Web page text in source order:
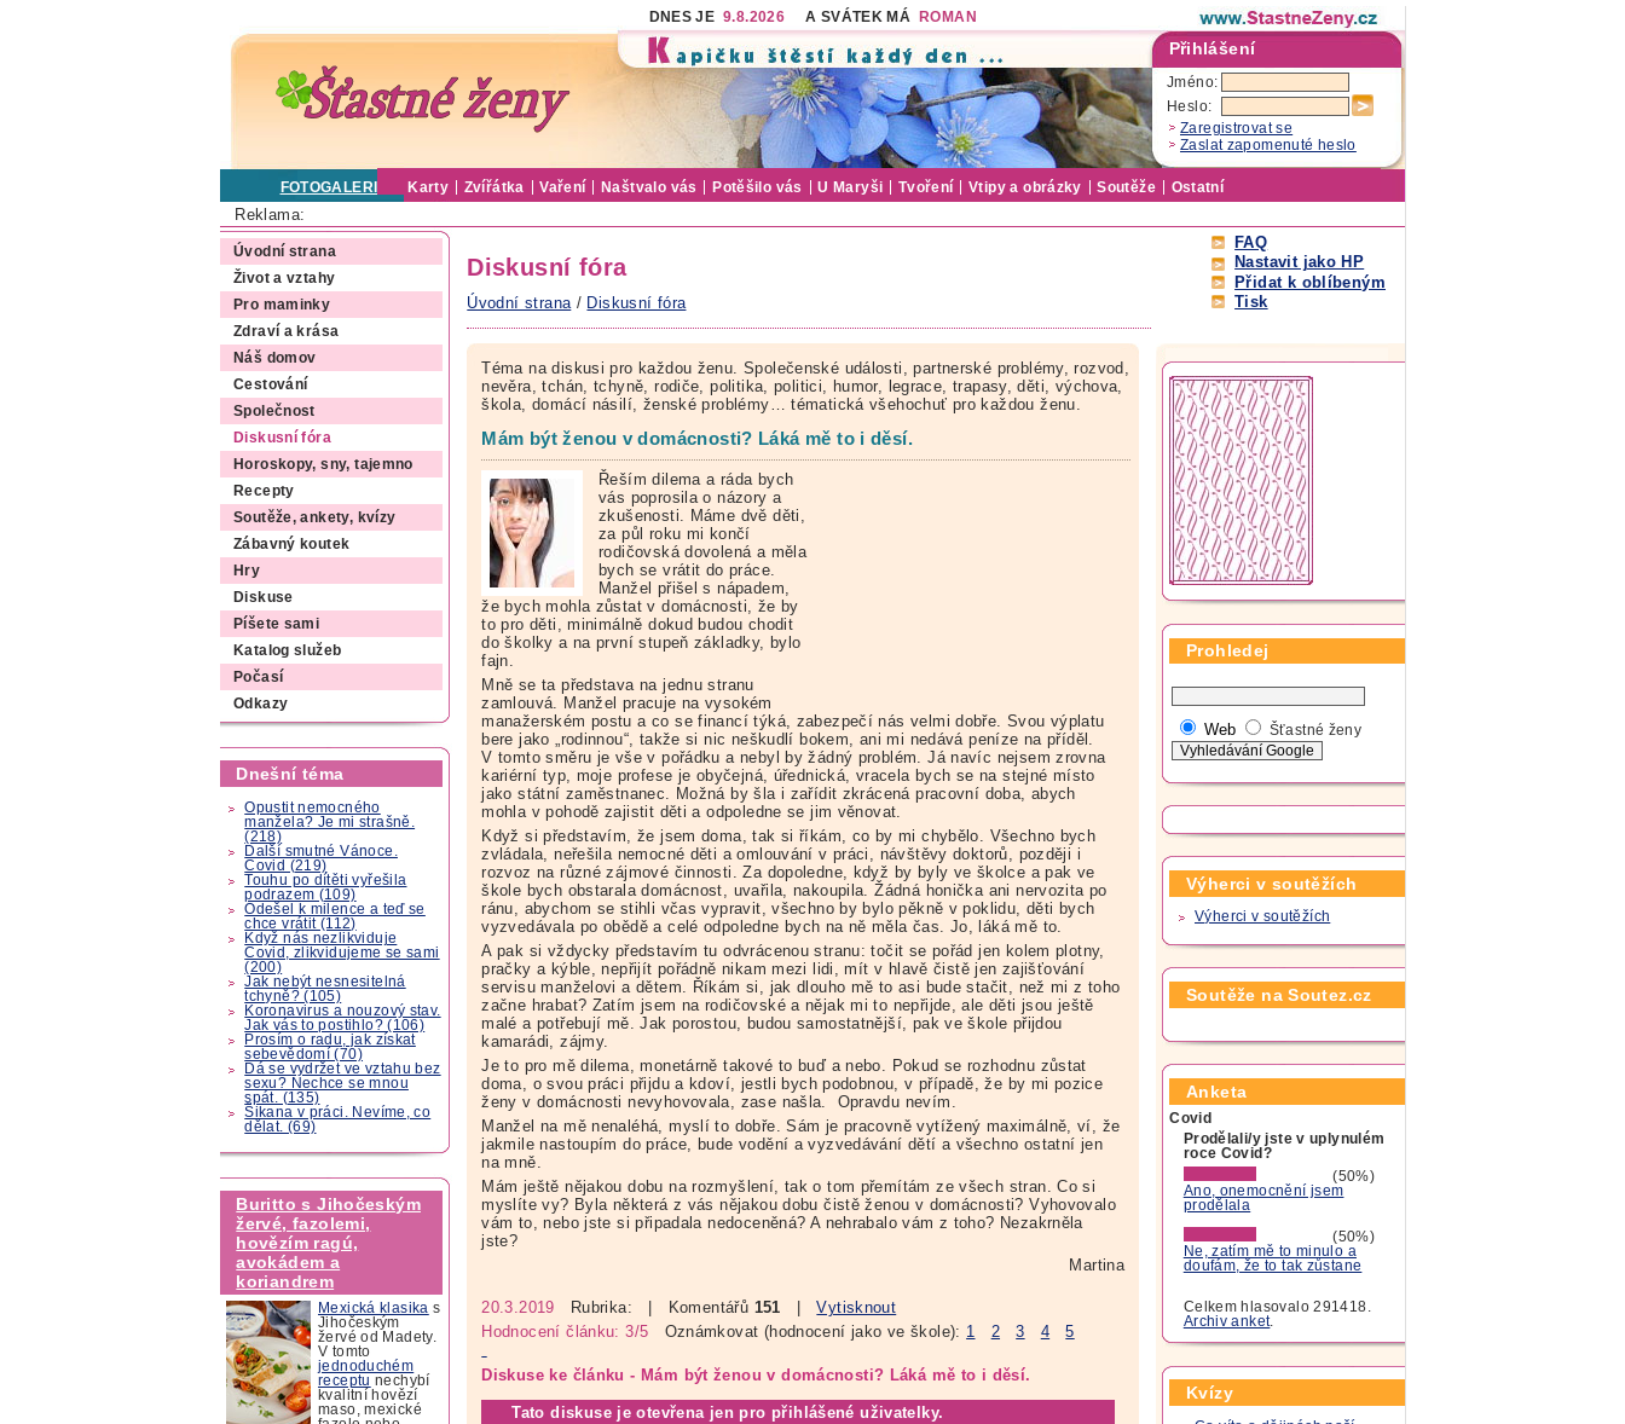
DNES JE 9.8.2026 A SVÁTEK MÁ ROMAN
Přihlášení
Jméno:
Heslo:
Zaregistrovat se
Zaslat zapomenuté heslo
FOTOGALERIE Karty Zvířátka Vaření Naštvalo vás Potěšilo vás U Maryši Tvoření Vtipy a obrázky Soutěže Ostatní
Reklama:
Úvodní strana
Život a vztahy
Pro maminky
Zdraví a krása
Náš domov
Cestování
Společnost
Diskusní fóra
Horoskopy, sny, tajemno
Recepty
Soutěže, ankety, kvízy
Zábavný koutek
Hry
Diskuse
Píšete sami
Katalog služeb
Počasí
Odkazy
Dnešní téma
Opustit nemocného
manžela? Je mi strašně.
(218)
Další smutné Vánoce.
Covid (219)
Touhu po dítěti vyřešila
podrazem (109)
Odešel k milence a teď se
chce vrátit (112)
Když nás nezlikviduje
Covid, zlikvidujeme se sami
(200)
Jak nebýt nesnesitelná
tchyně? (105)
Koronavirus a nouzový stav.
Jak vás to postihlo? (106)
Prosím o radu, jak získat
sebevědomí (70)
Dá se vydržet ve vztahu bez
sexu? Nechce se mnou
spát. (135)
Šikana v práci. Nevíme, co
dělat. (69)
Buritto s Jihočeským
žervé, fazolemi,
hovězím ragú,
avokádem a
koriandrem
Mexická klasika s
Jihočeským
žervé od Madety.
V tomto
jednoduchém
receptu nechybí
kvalitní hovězí
maso, mexické
Diskusní fóra
Úvodní strana / Diskusní fóra
FAQ
Nastavit jako HP
Přidat k oblíbeným
Tisk
Téma na diskusi pro každou ženu. Společenské události, partnerské problémy, rozvod,
nevěra, tchán, tchyně, rodiče, politika, politici, humor, legrace, trapasy, děti, výchova,
škola, domácí násilí, ženské problémy… tématická všehochuť pro každou ženu.
Mám být ženou v domácnosti? Láká mě to i děsí.
Řeším dilema a ráda bych
vás poprosila o názory a
zkušenosti. Máme dvě děti,
za půl roku mi končí
rodičovská dovolená a měla
bych se vrátit do práce.
Manžel přišel s nápadem,
že bych mohla zůstat v domácnosti, že by
to pro děti, minimálně dokud budou chodit
do školky a na první stupeň základky, bylo
fajn.
Mně se ta představa na jednu stranu
zamlouvá. Manžel pracuje na vysokém
manažerském postu a co se financí týká, zabezpečí nás velmi dobře. Svou výplatu
bere jako „rodinnou“, takže si nic neškudlí bokem, ani mi nedává peníze na příděl.
V tomto směru je vše v pořádku a nebyl by žádný problém. Já navíc nejsem zrovna
kariérní typ, moje profese je obyčejná, úřednická, vracela bych se na stejné místo
jako státní zaměstnanec. Možná by šla i zařídit zkrácená pracovní doba, abych
mohla v pohodě zajistit děti a odpoledne se jim věnovat.
Když si představím, že jsem doma, tak si říkám, co by mi chybělo. Všechno bych
zvládala, neřešila nemocné děti a omlouvání v práci, návštěvy doktorů, později i
rozvoz na různé zájmové činnosti. Za dopoledne, když by byly ve školce a pak ve
škole bych obstarala domácnost, uvařila, nakoupila. Žádná honička ani nervozita po
ránu, abychom se stihli včas vypravit, všechno by bylo pěkně v poklidu, děti bych
vyzvedávala po obědě a celé odpoledne bych na ně měla čas. Jo, láká mě to.
A pak si vždycky představím tu odvrácenou stranu: točit se pořád jen kolem plotny,
pračky a kýble, nepřijít pořádně nikam mezi lidi, mít v hlavě čistě jen zajišťování
servisu manželovi a dětem. Říkám si, jak dlouho mě to asi bude stačit, než mi z toho
začne hrabat? Zatím jsem na rodičovské a nějak mi to nepřijde, ale děti jsou ještě
malé a potřebují mě. Jak porostou, budou samostatnější, pak ve škole přijdou
kamarádi, zájmy.
Je to pro mě dilema, monetárně takové to buď a nebo. Pokud se rozhodnu zůstat
doma, o svou práci přijdu a kdoví, jestli bych podobnou, v případě, že by mi pozice
ženy v domácnosti nevyhovovala, zase našla. Opravdu nevím.
Manžel na mě nenaléhá, myslí to dobře. Sám je pracovně vytížený maximálně, ví, že
jakmile nastoupím do práce, bude vodění a vyzvedávání dětí a všechno ostatní jen
na mně.
Mám ještě nějakou dobu na rozmyšlení, tak o tom přemítám ze všech stran. Co si
myslíte vy? Byla některá z vás nějakou dobu čistě ženou v domácnosti? Vyhovovalo
vám to, nebo jste si připadala nedoceněná? A nehrabalo vám z toho? Nezakrněla
jste?
Martina
20.3.2019 Rubrika: | Komentářů 151 |Vytisknout
Hodnocení článku: 3/5 Oznámkovat (hodnocení jako ve škole): 1 2 3 4 5
Diskuse ke článku - Mám být ženou v domácnosti? Láká mě to i děsí.
Tato diskuse je otevřena jen pro přihlášené uživatelky.
Prohledej
Web Šťastné ženy
Výherci v soutěžích
Výherci v soutěžích
Soutěže na Soutez.cz
Anketa
Covid
Prodělali/y jste v uplynulém
roce Covid?
(50%)
Ano, onemocnění jsem
prodělala
(50%)
Ne, zatím mě to minulo a
doufám, že to tak zůstane
Celkem hlasovalo 291418.
Archiv anket.
Kvízy